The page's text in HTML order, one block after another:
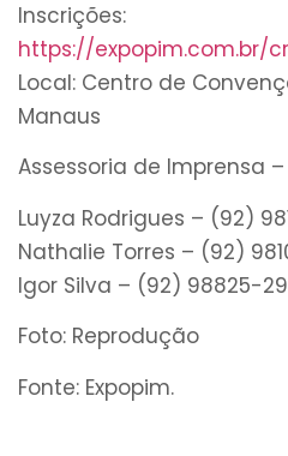
Inscrições:
https://expopim.com.br/
Local: Centro de
Manaus
Assessoria de Imprensa
Luyza Rodrigues – (92)
Nathalie Torres – (92)
Igor Silva – (92) 98825-
Foto: Reprodução
Fonte: Expopim.